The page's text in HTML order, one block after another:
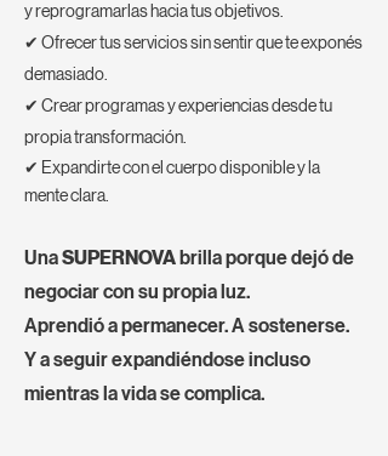
y reprogramarlas hacia tus objetivos.
✔ Ofrecer tus servicios sin sentir que te exponés
demasiado.
✔ Crear programas y experiencias desde tu
propia transformación.
✔ Expandirte con el cuerpo disponible y la
mente clara.
UnaSUPERNOVAbrilla porque dejó de
negociar con su propia luz.
Aprendió a permanecer. A sostenerse.
Y a seguir expandiéndose incluso
mientras la vida se complica.